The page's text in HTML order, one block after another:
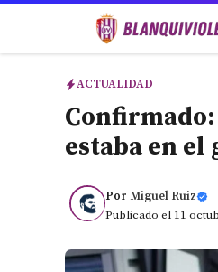
ACTUALIDAD
Confirmado:
estaba en
Por Miguel Ruiz
Publicado el 11